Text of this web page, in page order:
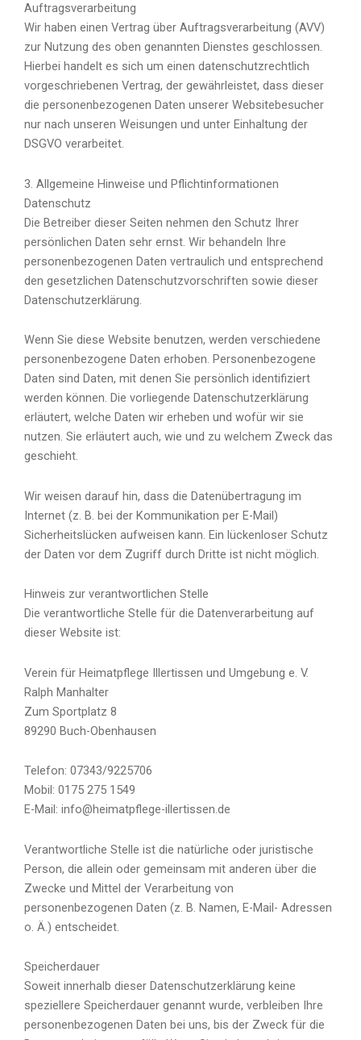
Auftragsverarbeitung
Wir haben einen Vertrag über Auftragsverarbeitung (AVV)
zur Nutzung des oben genannten Dienstes geschlossen.
Hierbei handelt es sich um einen datenschutzrechtlich
vorgeschriebenen Vertrag, der gewährleistet, dass dieser
die personenbezogenen Daten unserer Websitebesucher
nur nach unseren Weisungen und unter Einhaltung der
DSGVO verarbeitet.
3. Allgemeine Hinweise und Pflicht­informationen
Datenschutz
Die Betreiber dieser Seiten nehmen den Schutz Ihrer
persönlichen Daten sehr ernst. Wir behandeln Ihre
personenbezogenen Daten vertraulich und entsprechend
den gesetzlichen Datenschutzvorschriften sowie dieser
Datenschutzerklärung.
Wenn Sie diese Website benutzen, werden verschiedene
personenbezogene Daten erhoben. Personenbezogene
Daten sind Daten, mit denen Sie persönlich identifiziert
werden können. Die vorliegende Datenschutzerklärung
erläutert, welche Daten wir erheben und wofür wir sie
nutzen. Sie erläutert auch, wie und zu welchem Zweck das
geschieht.
Wir weisen darauf hin, dass die Datenübertragung im
Internet (z. B. bei der Kommunikation per E-Mail)
Sicherheitslücken aufweisen kann. Ein lückenloser Schutz
der Daten vor dem Zugriff durch Dritte ist nicht möglich.
Hinweis zur verantwortlichen Stelle
Die verantwortliche Stelle für die Datenverarbeitung auf
dieser Website ist:
Verein für Heimatpflege Illertissen und Umgebung e. V.
Ralph Manhalter
Zum Sportplatz 8
89290 Buch-Obenhausen
Telefon: 07343/9225706
Mobil: 0175 275 1549
E-Mail: info@heimatpflege-illertissen.de
Verantwortliche Stelle ist die natürliche oder juristische
Person, die allein oder gemeinsam mit anderen über die
Zwecke und Mittel der Verarbeitung von
personenbezogenen Daten (z. B. Namen, E-Mail- Adressen
o. Ä.) entscheidet.
Speicherdauer
Soweit innerhalb dieser Datenschutzerklärung keine
speziellere Speicherdauer genannt wurde, verbleiben Ihre
personenbezogenen Daten bei uns, bis der Zweck für die